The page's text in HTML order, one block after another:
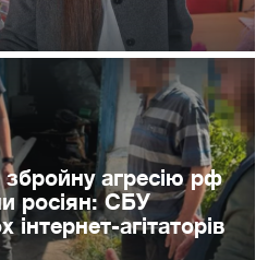
агресію рф
росіян: СБУ
агітаторів